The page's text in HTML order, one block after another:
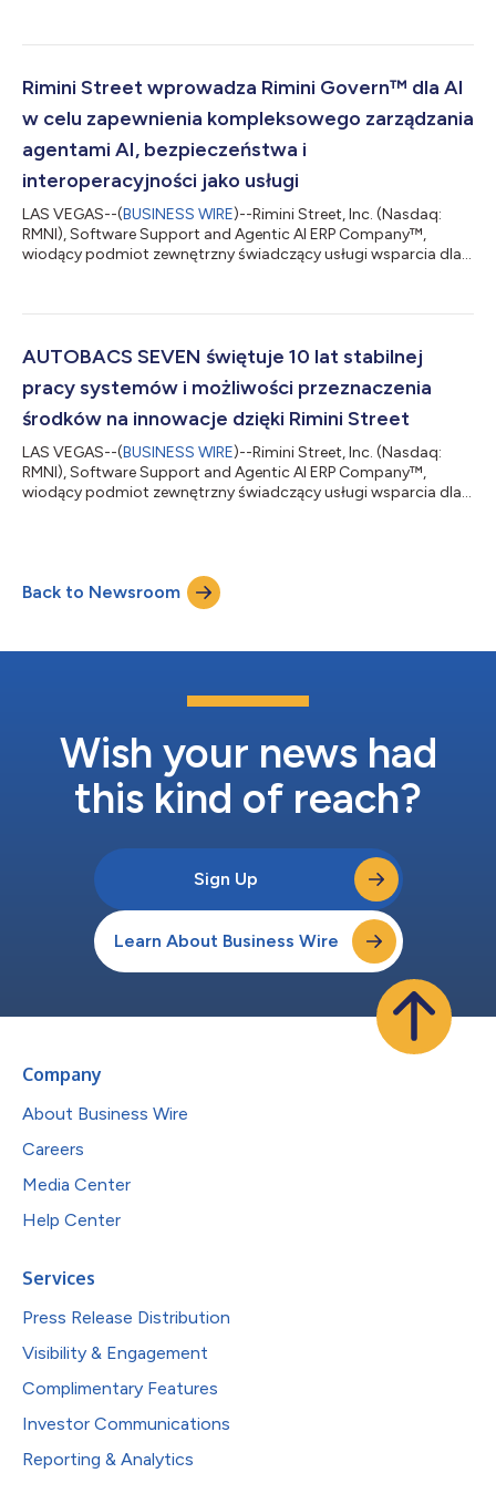
świadczący usługi wsparcia dla oprogramowania Oracle, SAP i
kwartał roku obrotowego zakończony w dniu 30 czerwca 2026
r. – Wyniki z drugiego kwartału i cztery kolejne kwa...
Rimini Street wprowadza Rimini Govern™ dla AI
w celu zapewnienia kompleksowego zarządzania
agentami AI, bezpieczeństwa i
interoperacyjności jako usługi
LAS VEGAS--(BUSINESS WIRE)--Rimini Street, Inc. (Nasdaq:
RMNI), Software Support and Agentic AI ERP Company™,
wiodący podmiot zewnętrzny świadczący usługi wsparcia dla
nowej oferty w portfelu Rimini Govern skupiającym rozwiązania
zgodności z przepisami (GRC). Nowa usługa zarządzana jest
dostępna 24 godziny na dobę, 7 dn...
AUTOBACS SEVEN świętuje 10 lat stabilnej
pracy systemów i możliwości przeznaczenia
środków na innowacje dzięki Rimini Street
LAS VEGAS--(BUSINESS WIRE)--Rimini Street, Inc. (Nasdaq:
RMNI), Software Support and Agentic AI ERP Company™,
wiodący podmiot zewnętrzny świadczący usługi wsparcia dla
systemów i możliwości przeznaczenia środków na innowacje.
Od czasu przejścia na Rimini Support™ w zakresie SAP ECC 6 w
2016 r. firma AUTOBACS SEV...
Back to Newsroom
Wish your news had
this kind of reach?
Sign Up
Learn About Business Wire
Company
About Business Wire
Careers
Media Center
Help Center
Services
Press Release Distribution
Visibility & Engagement
Complimentary Features
Investor Communications
Reporting & Analytics